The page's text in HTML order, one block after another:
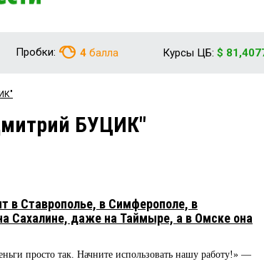
Пробки: 4 балла Курсы ЦБ: $
БУЦИК"
в Ставрополье, в Симферополе, в
Сахалине, даже на Таймыре, а в Омске она
просто так. Начните использовать нашу работу!» —